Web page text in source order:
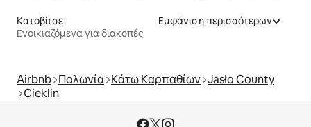
Κατοβίτσε
Ενοικιαζόμενα για διακοπές
Εμφάνιση περισσότερων
Airbnb Πολωνία Κάτω Καρπαθίων Jasło County
Cieklin